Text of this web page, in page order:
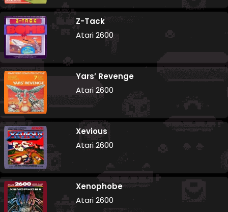
Z-Tack
Atari 2600
Yars’ Revenge
Atari 2600
Xevious
Atari 2600
Xenophobe
Atari 2600